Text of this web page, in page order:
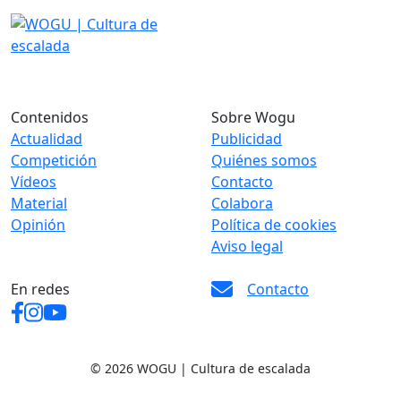
Contenidos
Actualidad
Competición
Vídeos
Material
Opinión
Sobre Wogu
Publicidad
Quiénes somos
Contacto
Colabora
Política de cookies
Aviso legal
En redes Contacto
© 2026 WOGU | Cultura de escalada